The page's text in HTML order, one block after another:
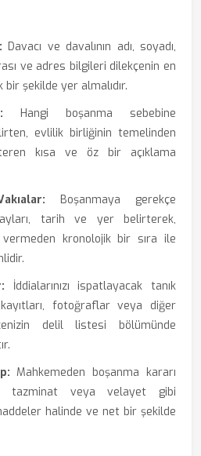
Davacı ve davalının adı, soyadı,
ve adres bilgileri dilekçenin en
bir şekilde yer almalıdır.
Hangi boşanma sebebine
evlilik birliğinin temelinden
kısa ve öz bir açıklama
Boşanmaya gerekçe
tarih ve yer belirterek,
kronolojik bir sıra ile
İddialarınızı ispatlayacak tanık
fotoğraflar veya diğer
delil listesi bölümünde
Mahkemeden boşanma kararı
tazminat veya velayet gibi
halinde ve net bir şekilde